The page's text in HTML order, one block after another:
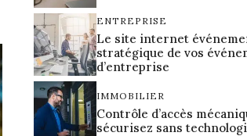
ENTREPRISE
Le site internet
stratégique de vos
d’entreprise
IMMOBILIER
Contrôle d’accès
sécurisez sans